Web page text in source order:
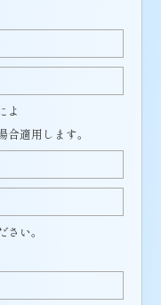
よ
ます。
い。